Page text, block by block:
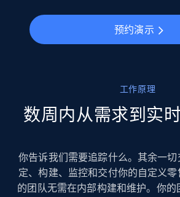
预约演示
工作原理
数周内从需求到实
你告诉我们需要追踪什么。其余一
定、构建、监控和交付你的自定义
的团队无需在内部构建和维护。你的